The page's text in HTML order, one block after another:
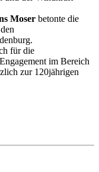
Moser betonte die
für die
im Bereich
zur 120jährigen